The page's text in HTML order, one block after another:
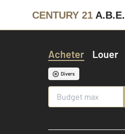
CENTURY 21 A.B.E.
Acheter Louer
Divers